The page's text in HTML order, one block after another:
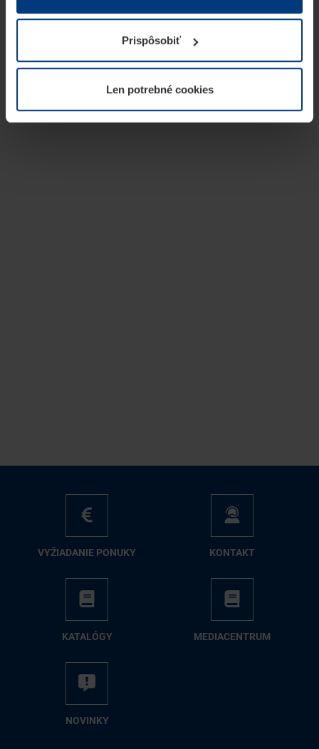
prevádzku tejto stránky. Pre všetky ostatné typy cookie
potrebujeme Vaše povolenie. Vaše povolenie môžete
kedykoľvek zmeniť alebo odvolať vo vysvetlení cookie
našej webovej stránky.
Prispôsobiť
Len potrebné cookies
VY­ŽIA­DA­NIE PO­NU­KY KON­TAKT
KA­TA­LÓ­GY ME­DIA­CEN­TRUM
NO­VIN­KY